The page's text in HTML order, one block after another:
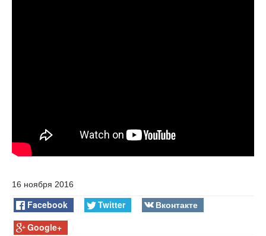
16 ноября 2016
Facebook Twitter
Вконтакте
Google+